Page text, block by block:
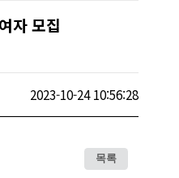
자 모집
2023-10-24 10:56:28
목록